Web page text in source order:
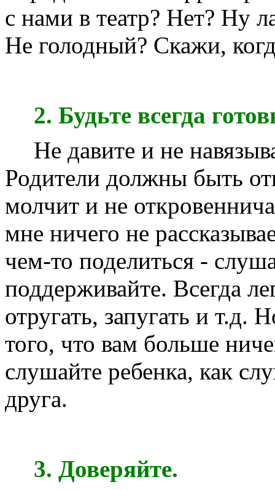
с нами в театр? Нет? Ну
Не голодный? Скажи,
2. Будьте всегда
Не давите и не
Родители должны быть
молчит и не
мне ничего не
чем-то поделиться -
поддерживайте. Всегда
отругать, запугать и т.д.
того, что вам больше
слушайте ребенка, как
друга.
3. Доверяйте.